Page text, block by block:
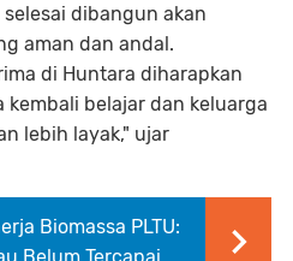
dibangun akan
aman dan andal.
di Huntara diharapkan
kembali belajar dan keluarga
lebih layak," ujar
Biomassa PLTU: